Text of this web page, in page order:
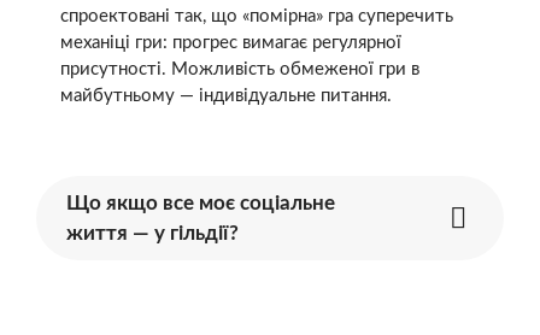
спроектовані так, що «помірна» гра суперечить
механіці гри: прогрес вимагає регулярної
присутності. Можливість обмеженої гри в
майбутньому — індивідуальне питання.
Що якщо все моє соціальне
життя — у гільдії?